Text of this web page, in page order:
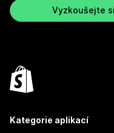
Vyzkoušejte
Kategorie aplikací